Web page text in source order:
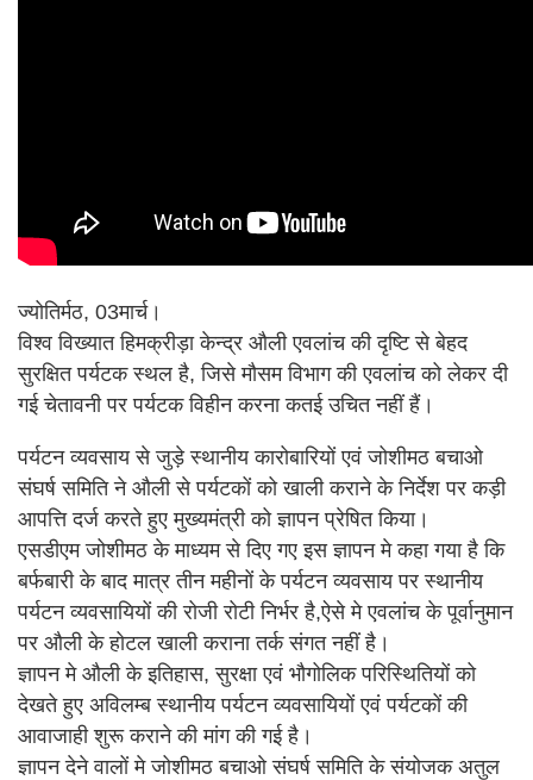
ज्योतिर्मठ, 03मार्च।
विश्व विख्यात हिमक्रीड़ा केन्द्र औली एवलांच की दृष्टि से बेहद
सुरक्षित पर्यटक स्थल है, जिसे मौसम विभाग की एवलांच को लेकर दी
गई चेतावनी पर पर्यटक विहीन करना कतई उचित नहीं हैं।
पर्यटन व्यवसाय से जुड़े स्थानीय कारोबारियों एवं जोशीमठ बचाओ
संघर्ष समिति ने औली से पर्यटकों को खाली कराने के निर्देश पर कड़ी
आपत्ति दर्ज करते हुए मुख्यमंत्री को ज्ञापन प्रेषित किया।
एसडीएम जोशीमठ के माध्यम से दिए गए इस ज्ञापन मे कहा गया है कि
बर्फबारी के बाद मात्र तीन महीनों के पर्यटन व्यवसाय पर स्थानीय
पर्यटन व्यवसायियों की रोजी रोटी निर्भर है,ऐसे मे एवलांच के पूर्वानुमान
पर औली के होटल खाली कराना तर्क संगत नहीं है।
ज्ञापन मे औली के इतिहास, सुरक्षा एवं भौगोलिक परिस्थितियों को
देखते हुए अविलम्ब स्थानीय पर्यटन व्यवसायियों एवं पर्यटकों की
आवाजाही शुरू कराने की मांग की गई है।
ज्ञापन देने वालों मे जोशीमठ बचाओ संघर्ष समिति के संयोजक अतुल